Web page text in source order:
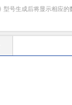
型号生成后将显示相应的